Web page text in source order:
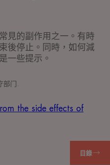
見的副作用之一。有時
後停止。同時，如何減
一些提示。
部门
the side effects of
目錄